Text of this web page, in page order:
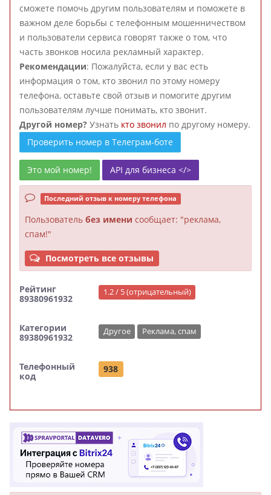
сможете помочь другим пользователям и поможете в
важном деле борьбы с телефонным мошенничеством
и пользователи сервиса говорят также о том, что
часть звонков носила рекламный характер.
Рекомендации: Пожалуйста, если у вас есть
информация о том, кто звонил по этому номеру
телефона, оставьте свой отзыв и помогите другим
пользователям лучше понимать, кто звонит.
Другой номер? Узнать кто звонил по другому номеру.
Проверить номер в Телеграм-боте
Это мой номер! API для бизнеса </>
Последний отзыв к номеру телефона
Пользователь без имени сообщает: "реклама,
спам!"
Посмотреть все отзывы
Рейтинг
89380961932
1.2 / 5 (отрицательный)
Категории
89380961932
Другое Реклама, спам
Телефонный
код
938